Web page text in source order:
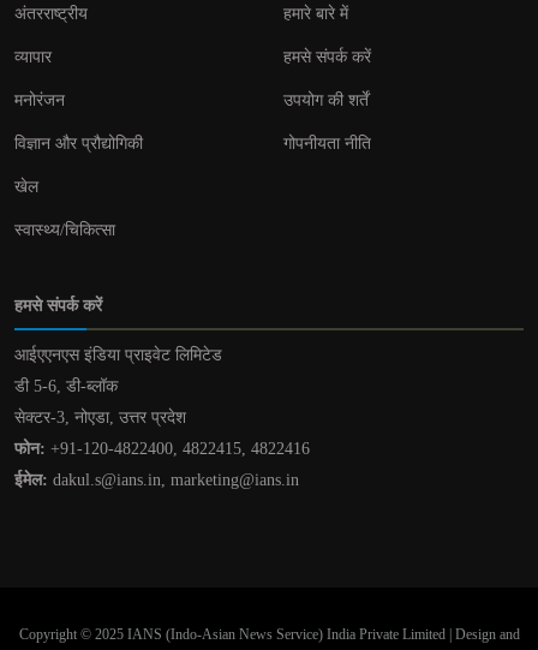
अंतरराष्ट्रीय
व्यापार
मनोरंजन
विज्ञान और प्रौद्योगिकी
खेल
स्वास्थ्य/चिकित्सा
हमारे बारे में
हमसे संपर्क करें
उपयोग की शर्तें
गोपनीयता नीति
हमसे संपर्क करें
आईएएनएस इंडिया प्राइवेट लिमिटेड
डी 5-6, डी-ब्लॉक
सेक्टर-3, नोएडा, उत्तर प्रदेश
फोन: +91-120-4822400, 4822415, 4822416
ईमेल: dakul.s@ians.in, marketing@ians.in
Copyright © 2025 IANS (Indo-Asian News Service) India Private Limited | Design and